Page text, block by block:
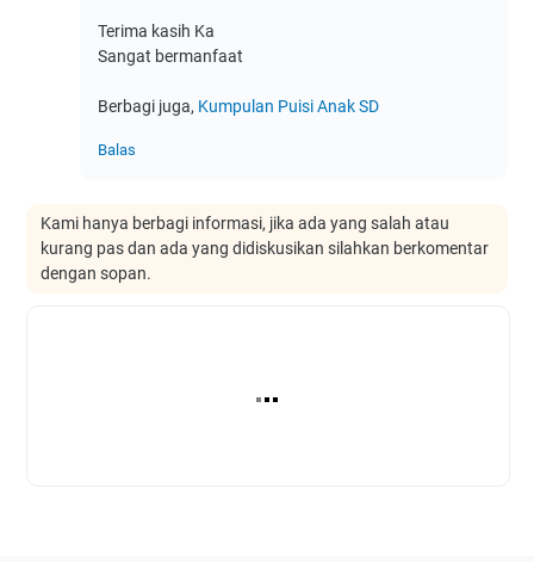
Terima kasih Ka
Sangat bermanfaat
Berbagi juga, Kumpulan Puisi Anak SD
Balas
Kami hanya berbagi informasi, jika ada yang salah atau
kurang pas dan ada yang didiskusikan silahkan berkomentar
dengan sopan.